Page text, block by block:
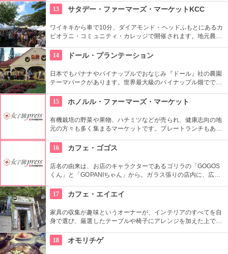
美味しいスイーツを食べられるお店です。
13 サタデー・ファーマーズ・マーケットKCC
ワイキキから車で10分、ダイアモンド・ヘッドふもとにあるカ
ピオラニ・コミュニティ・カレッジで開催されます。地元農家
食べたくなっちゃいそう。ロコも観光客も多く集まる人気の朝
市なので、売り切れが発生するかも。なるべく早い時間に行っ
てみよう。
14 ドール・プランテーション
日本でもバナナやパイナップルでおなじみ『ドール』社の農園
テーマパークがあります。世界最大級のパイナップル畑ででき
めるアトラクションがあります。カワイイお土産もいっぱい。
15 ホノルル・ファーマーズ・マーケット
有機栽培の野菜や果物、ハチミツなどが売られ、健康志向の地
元の方々も多く集まるマーケットです。プレートランチもあり
込んで宿でいただくのもいいですね。
16 カフェ・ゴゴス
店名の由来は、お店のキャラクターであるゴリラの「GOGOS
くん」と「GOPANIちゃん」から。ガラス張りの店内に、広々
や生のフルーツを使ったミックスジュースなど、ヘルシーで満
足なメニューが豊富なので、友達や家族、恋人と楽しい時間を
過ごせます。
17 カフェ・エイエイ
家具の収集が趣味というオーナーが、インテリアのすべてを自
身で選び、厳選したテーブルや椅子にアレンジを加えた上で店
併設しています。そんな広くオシャレな店内ではコーヒーやス
イーツ、サンドイッチなども頂けます。
18 オモリチゲ